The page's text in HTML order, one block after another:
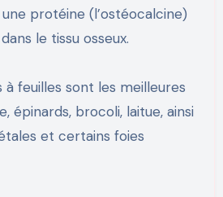
protéine (l’ostéocalcine)
le tissu osseux.
à feuilles sont les meilleures
épinards, brocoli, laitue, ainsi
et certains foies